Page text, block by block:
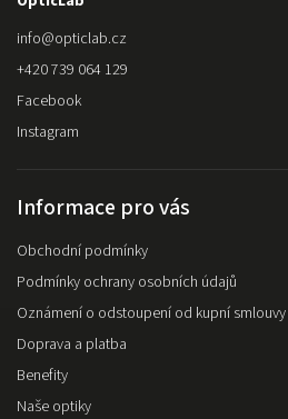
info@opticlab.cz
+420 739 064 129
Facebook
Instagram
Informace pro vás
Obchodní podmínky
Podmínky ochrany osobních údajů
Oznámení o odstoupení od kupní smlouvy
Doprava a platba
Benefity
Naše optiky